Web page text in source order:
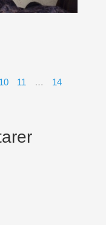
10 11 …
14